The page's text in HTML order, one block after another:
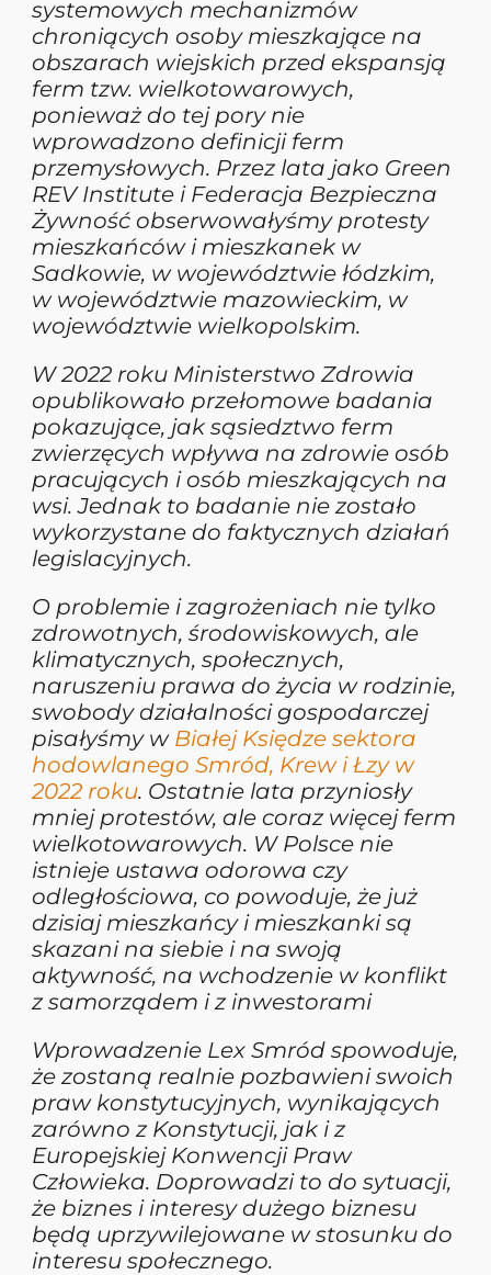
systemowych mechanizmów
chroniących osoby mieszkające na
obszarach wiejskich przed ekspansją
ferm tzw. wielkotowarowych,
ponieważ do tej pory nie
wprowadzono definicji ferm
przemysłowych. Przez lata jako Green
REV Institute i Federacja Bezpieczna
Żywność obserwowałyśmy protesty
mieszkańców i mieszkanek w
Sadkowie, w województwie łódzkim,
w województwie mazowieckim, w
województwie wielkopolskim.
W 2022 roku Ministerstwo Zdrowia
opublikowało przełomowe badania
pokazujące, jak sąsiedztwo ferm
zwierzęcych wpływa na zdrowie osób
pracujących i osób mieszkających na
wsi. Jednak to badanie nie zostało
wykorzystane do faktycznych działań
legislacyjnych.
O problemie i zagrożeniach nie tylko
zdrowotnych, środowiskowych, ale
klimatycznych, społecznych,
naruszeniu prawa do życia w rodzinie,
swobody działalności gospodarczej
pisałyśmy w Białej Księdze sektora
hodowlanego Smród, Krew i Łzy w
2022 roku. Ostatnie lata przyniosły
mniej protestów, ale coraz więcej ferm
wielkotowarowych. W Polsce nie
istnieje ustawa odorowa czy
odległościowa, co powoduje, że już
dzisiaj mieszkańcy i mieszkanki są
skazani na siebie i na swoją
aktywność, na wchodzenie w konflikt
z samorządem i z inwestorami
Wprowadzenie Lex Smród spowoduje,
że zostaną realnie pozbawieni swoich
praw konstytucyjnych, wynikających
zarówno z Konstytucji, jak i z
Europejskiej Konwencji Praw
Człowieka. Doprowadzi to do sytuacji,
że biznes i interesy dużego biznesu
będą uprzywilejowane w stosunku do
interesu społecznego.